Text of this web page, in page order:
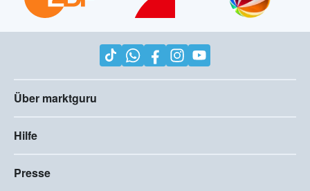
Über marktguru
Hilfe
Presse